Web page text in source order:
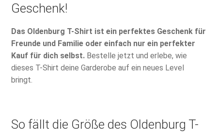
Geschenk!
Das Oldenburg T-Shirt ist ein perfektes Geschenk für
Freunde und Familie oder einfach nur ein perfekter
Kauf für dich selbst.Bestelle jetzt und erlebe, wie
dieses T-Shirt deine Garderobe auf ein neues Level
bringt.
So fällt die Größe des Oldenburg T-